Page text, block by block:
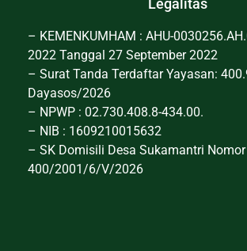
Legalitas
– KEMENKUMHAM : AHU-
2022 Tanggal 27 September 2022
– Surat Tanda Terdaftar Yayasan:
Dayasos/2026
– NPWP : 02.730.408.8-434.00.
– NIB : 1609210015632
– SK Domisili Desa Sukamantri Nomor
400/2001/6/V/2026